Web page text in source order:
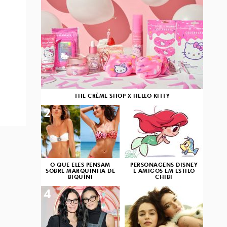
THE CRÈME SHOP X HELLO KITTY
O QUE ELES PENSAM
SOBRE MARQUINHA DE
BIQUÍNI
2
PERSONAGENS DISNEY
E AMIGOS EM ESTILO
CHIBI
3
4